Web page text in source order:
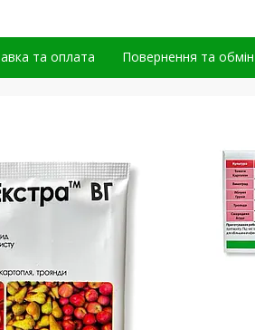
та оплата Повернення та обмін